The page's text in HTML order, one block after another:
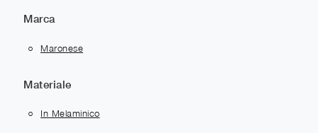
Marca
Maronese
Materiale
In Melaminico